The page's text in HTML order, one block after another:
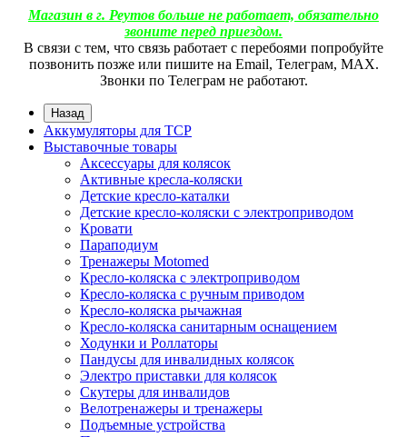
Магазин в г. Реутов больше не работает, обязательно
звоните перед приездом.
В связи с тем, что связь работает с перебоями попробуйте
позвонить позже или пишите на Email, Телеграм, МАХ.
Звонки по Телеграм не работают.
Назад
Аккумуляторы для ТСР
Выставочные товары
Аксессуары для колясок
Активные кресла-коляски
Детские кресло-каталки
Детские кресло-коляски с электроприводом
Кровати
Параподиум
Тренажеры Motomed
Кресло-коляска с электроприводом
Кресло-коляска с ручным приводом
Кресло-коляска рычажная
Кресло-коляска санитарным оснащением
Ходунки и Роллаторы
Пандусы для инвалидных колясок
Электро приставки для колясок
Скутеры для инвалидов
Велотренажеры и тренажеры
Подъемные устройства